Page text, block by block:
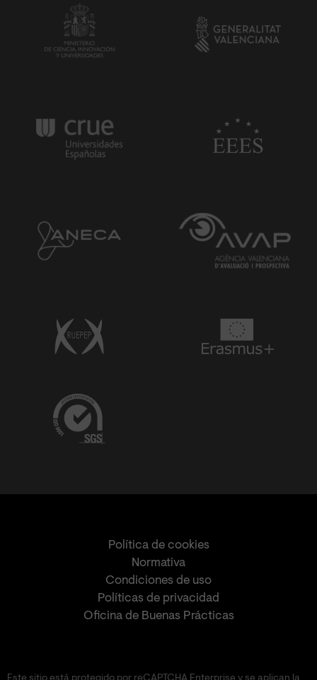
Política de cookies
Normativa
Condiciones de uso
Políticas de privacidad
Oficina de Buenas Prácticas